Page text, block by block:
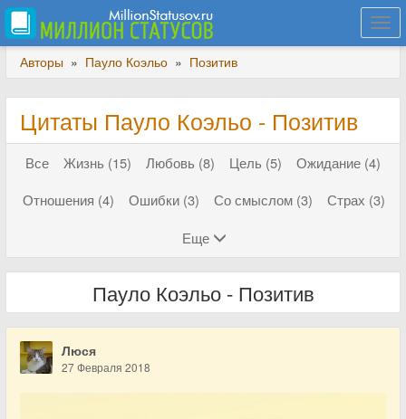
Авторы » Пауло Коэльо » Позитив
Цитаты Пауло Коэльо - Позитив
Все Жизнь (15) Любовь (8) Цель (5)
Ожидание (4)
Отношения (4)
Ошибки (3) Со смыслом (3)
Страх (3)
Еще
Пауло Коэльо - Позитив
Люся
27 Февраля 2018